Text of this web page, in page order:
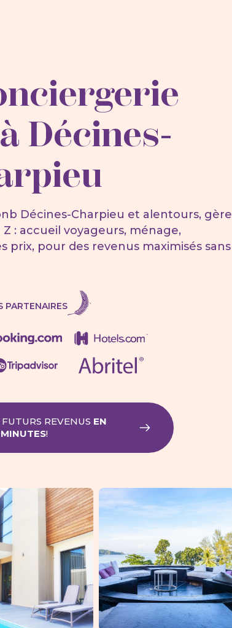
Décines-
Décines-Charpieu et alentours, gère
: accueil voyageurs, ménage,
prix, pour des revenus maximisés sans
PARTENAIRES
REVENUS EN
!